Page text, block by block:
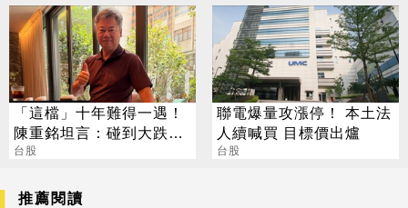
出貨放量
「這檔」十年難得一遇！
陳重銘坦言：碰到大跌就
買進
台股
聯電爆量攻漲停！ 本土法
人續喊買 目標價出爐
台股
推薦閱讀